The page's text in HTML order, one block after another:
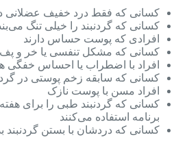
کسانی که فقط درد خفیف عضلانی
کسانی که گردنبند را خیلی تنگ
افرادی که پوست حساس دارند
کسانی که مشکل تنفسی یا خر و پف
افراد با اضطراب یا احساس خفگی
کسانی که سابقه زخم پوستی در
افراد مسن با پوست نازک
کسانی که گردنبند طبی را برای
برنامه استفاده می‌کنند
کسانی که دردشان با بستن گردنبند